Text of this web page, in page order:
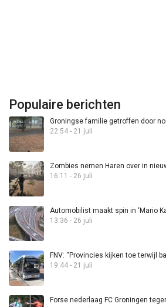
Populaire berichten
Groningse familie getroffen door
22:54 - 21 juli
Zombies nemen Haren over in
16:11 - 26 juli
Automobilist maakt spin in ‘Mario
13:36 - 26 juli
FNV: “Provincies kijken toe terwijl
19:44 - 21 juli
Forse nederlaag FC Groningen